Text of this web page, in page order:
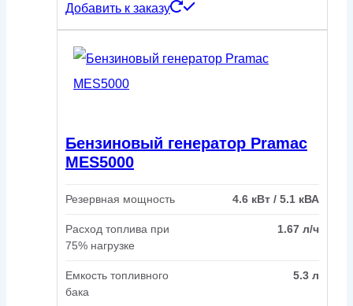
Добавить к заказу
Бензиновый генератор Pramac
MES5000
Резервная мощность 4.6 кВт / 5.1 кВА
Расход топлива при
75% нагрузке
1.67 л/ч
Емкость топливного
бака
5.3 л